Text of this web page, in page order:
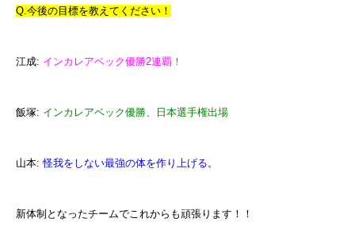
Q.今後の目標を教えてください！
江成: インカレアベック優勝2連覇！
飯塚: インカレアベック優勝、日本選手権出場
山本:怪我をしない最強の体を作り上げる。
新体制となったチームでこれからも頑張ります！！